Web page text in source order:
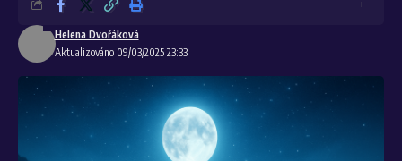
Aktualizováno 09/03/2025 23:33
Helena Dvořáková